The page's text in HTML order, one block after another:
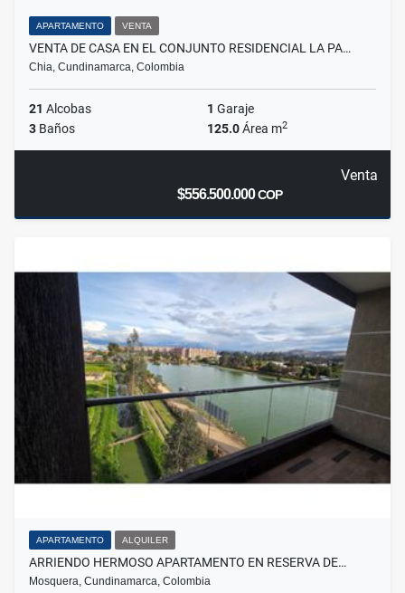
APARTAMENTO VENTA
VENTA DE CASA EN EL CONJUNTO RESIDENCIAL LA PA…
Chia, Cundinamarca, Colombia
21 Alcobas 1 Garaje
3 Baños 125.0Área m2
Venta
$556.500.000COP
APARTAMENTO ALQUILER
ARRIENDO HERMOSO APARTAMENTO EN RESERVA DE…
Mosquera, Cundinamarca, Colombia